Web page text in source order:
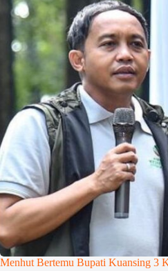
Menhut Bertemu Bupati Kuansing 3